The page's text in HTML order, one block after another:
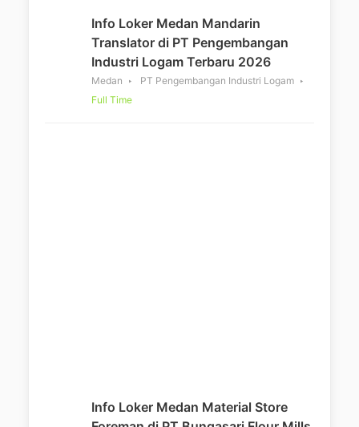
Info Loker Medan Mandarin
Translator di PT Pengembangan
Industri Logam Terbaru 2026
Medan
PT Pengembangan Industri Logam
Full Time
Info Loker Medan Material Store